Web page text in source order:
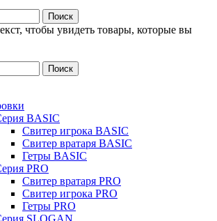
Поиск
чтобы увидеть товары, которые вы
Поиск
BASIC
Свитер игрока BASIC
Свитер вратаря BASIC
Гетры BASIC
PRO
Свитер вратаря PRO
Свитер игрока PRO
Гетры PRO